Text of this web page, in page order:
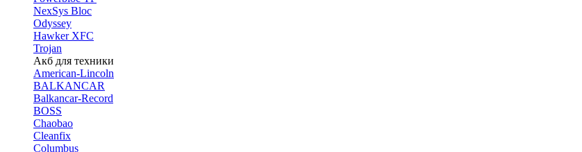
NexSys Bloc
Odyssey
Hawker XFC
Trojan
Акб для техники
American-Lincoln
BALKANCAR
Balkancar-Record
BOSS
Chaobao
Cleanfix
Columbus